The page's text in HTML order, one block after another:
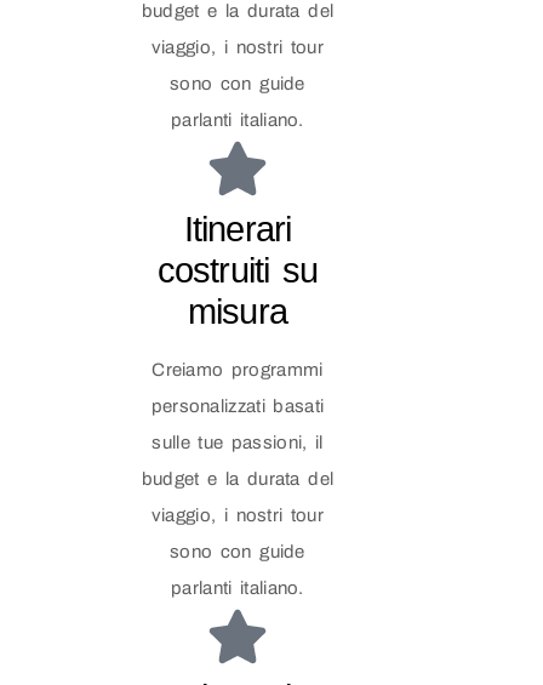
budget e la durata del
viaggio, i nostri tour
sono con guide
parlanti italiano.
Itinerari
costruiti su
misura
Creiamo programmi
personalizzati basati
sulle tue passioni, il
budget e la durata del
viaggio, i nostri tour
sono con guide
parlanti italiano.